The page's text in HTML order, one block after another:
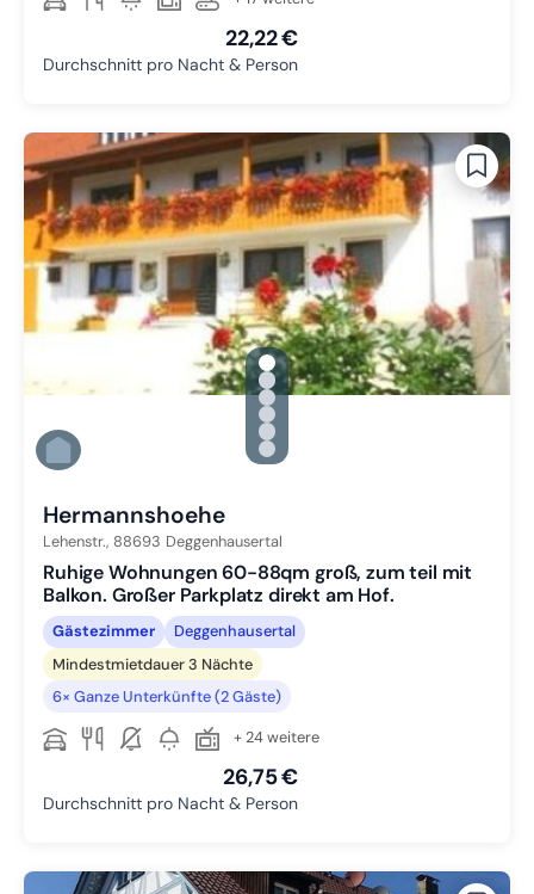
22,22 €
Durchschnitt pro Nacht & Person
gallery.slide_selector
Zu Slide 1 wechseln
Zu Slide 2 wechseln
Zu Slide 3 wechseln
Zu Slide 4 wechseln
Zu Slide 5 wechseln
Zu Slide 6 wechseln
Hermannshoehe
Lehenstr., 88693 Deggenhausertal
Ruhige Wohnungen 60-88qm groß, zum teil mit
Balkon. Großer Parkplatz direkt am Hof.
Gästezimmer
Deggenhausertal
Mindestmietdauer 3 Nächte
6× Ganze Unterkünfte (2 Gäste)
+ 24 weitere
26,75 €
Durchschnitt pro Nacht & Person